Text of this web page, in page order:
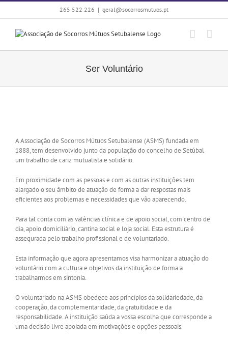
Skip
265 522 226 | geral@socorrosmutuos.pt
Ser Voluntário
A Associação de Socorros Mútuos Setubalense (ASMS) fundada em
1888, tem desenvolvido junto da população do concelho de Setúbal
um trabalho de cariz mutualista e solidário.
Em proximidade com as pessoas e com as outras instituições tem
alargado o seu âmbito de atuação de forma a dar respostas mais
eficientes aos problemas e necessidades que vão aparecendo.
Para tal conta com as valências clínica e de apoio social, com centro de
dia, apoio domiciliário, cantina social e loja social. Esta estrutura é
assegurada pelo trabalho profissional e de voluntariado.
Esta informação que agora apresentamos visa harmonizar a atuação do
voluntário com a cultura e objetivos da instituição de forma a
trabalharmos em sintonia.
O voluntariado na ASMS obedece aos princípios da solidariedade, da
cooperação, da complementaridade, da gratuitidade e da
responsabilidade. A instituição saúda a vossa escolha que corresponde a
uma decisão livre apoiada em motivações e opções pessoais.